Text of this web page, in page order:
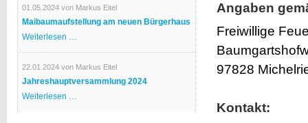
Angaben
Freiwillige
97828
Kontakt:
01.05.2024 von Markus Eitel
Maibaumaufstellung am neuen Bürgerhaus
Weiterlesen …
neuen
Bürgerhaus
22.01.2024 von Markus Eitel
Jahreshauptversammlung 2024
Weiterlesen …